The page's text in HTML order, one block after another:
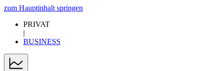
zum Hauptinhalt springen
PRIVAT
|
BUSINESS